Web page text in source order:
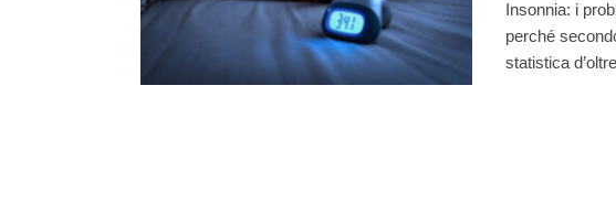
Insonnia: i
perché
statistica